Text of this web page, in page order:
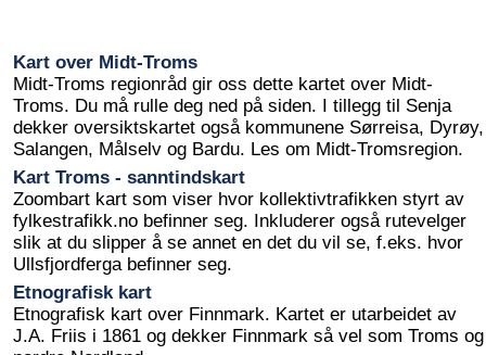
Kart over Midt-Troms
Midt-Troms regionråd gir oss dette kartet over Midt-
Troms. Du må rulle deg ned på siden. I tillegg til Senja
dekker oversiktskartet også kommunene Sørreisa, Dyrøy,
Salangen, Målselv og Bardu. Les om Midt-Tromsregion.
Kart Troms - sanntindskart
Zoombart kart som viser hvor kollektivtrafikken styrt av
fylkestrafikk.no befinner seg. Inkluderer også rutevelger
slik at du slipper å se annet en det du vil se, f.eks. hvor
Ullsfjordferga befinner seg.
Etnografisk kart
Etnografisk kart over Finnmark. Kartet er utarbeidet av
J.A. Friis i 1861 og dekker Finnmark så vel som Troms og